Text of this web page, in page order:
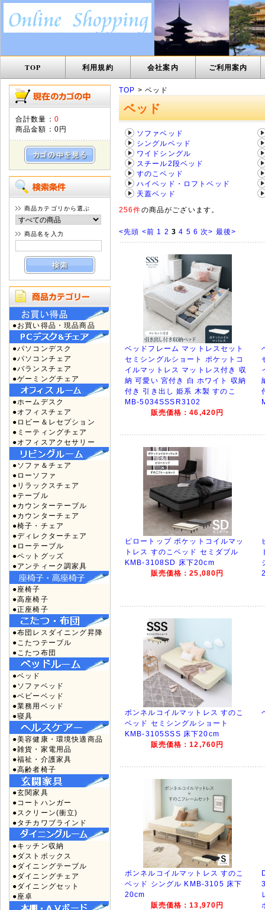
TOP 利用規約 会社案内 ご利用案内
合計数量： 0
商品金額： 0円
商品カテゴリから選ぶ
商品名を入力
●お買い得品・現品商品
●パソコンデスク
●パソコンチェア
●バランスチェア
●ゲーミングチェア
●ホームデスク
●オフィスチェア
●ロビー＆レセプション
●ミーティングチェア
●オフィスアクセサリー
●ソファ＆チェア
●ローソファ
●リラックスチェア
●テーブル
●カウンターテーブル
●カウンターチェア
●椅子・チェア
●ディレクターチェア
●ローテーブル
●ペットグッズ
●アンティーク調家具
●座椅子
●高座椅子
●正座椅子
●布団レスダイニング昇降
●こたつテーブル
●こたつ布団
●ベッド
●ソファベッド
●ベビーベッド
●業務用ベッド
●寝具
●美容健康・環境快適商品
●雑貨・家電用品
●福祉・介護家具
●高齢者椅子
●玄関家具
●コートハンガー
●スクリーン(衝立)
●タチカワブラインド
●キッチン収納
●ダストボックス
●ダイニングテーブル
●ダイニングチェア
●ダイニングセット
●座卓
TOP > ベッド
ベッド
ソファベッド
シングルベッド
ワイドシングル
スチール2段ベッド
すのこベッド
ハイベッド・ロフトベッド
天蓋ベッド
256件の商品がございます。
<先頭 <前 1 2 3 4 5 6 次> 最後>
ベッドフレーム マットレスセット
セミシングルショート ポケットコ
イルマットレス マットレス付き 収
納 可愛い 宮付き 白 ホワイト 収納
付き 引き出し 姫系 木製 すのこ
MB-5034SSSR3102
販売価格：46,420円
ピロートップ ポケットコイルマッ
トレス すのこベッド セミダブル
KMB-3108SD 床下20cm
販売価格：25,080円
ボンネルコイルマットレス すのこ
ベッド セミシングルショート
KMB-3105SSS 床下20cm
販売価格：12,760円
ボンネルコイルマットレス すのこ
ベッド シングル KMB-3105 床下
20cm
販売価格：13,970円